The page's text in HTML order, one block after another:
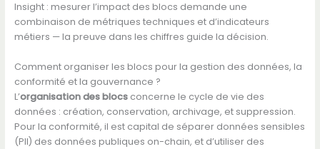
Insight : mesurer l’impact des blocs demande une
combinaison de métriques techniques et d’indicateurs
métiers — la preuve dans les chiffres guide la décision.
Comment organiser les blocs pour la gestion des données, la
conformité et la gouvernance ?
L’organisation des blocsconcerne le cycle de vie des
données : création, conservation, archivage, et suppression.
Pour la conformité, il est capital de séparer données sensibles
(PII) des données publiques on-chain, et d’utiliser des